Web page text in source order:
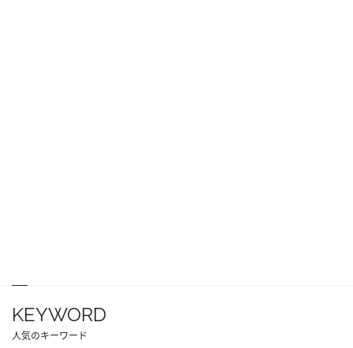
KEYWORD
人気のキーワード